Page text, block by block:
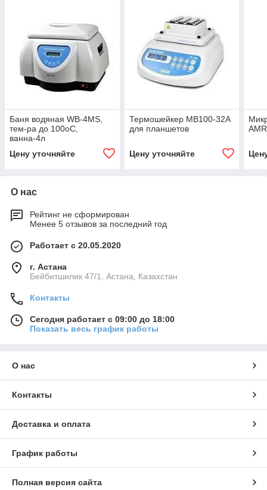
Баня водяная WB-4MS,
тем-ра до 100оС,
ванна-4л
Цену уточняйте
Термошейкер MB100-32A
для планшетов
Цену уточняйте
О нас
Рейтинг не сформирован
Менее 5 отзывов за последний год
Работает с 20.05.2020
г. Астана
Бейбитшилик 47/1, Астана, Казахстан
Контакты
Сегодня работает с 09:00 до 18:00
Показать весь график работы
О нас
Контакты
Доставка и оплата
График работы
Полная версия сайта